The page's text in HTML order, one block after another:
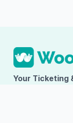
Your Ticketing